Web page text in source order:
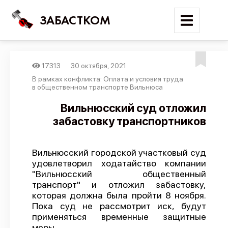
ЗАБАСТКОМ
Войти
Поиск
Новости
Трудовые конфликты
Предложить публикацию
Справочник
17313
30 октября, 2021
В рамках конфликта: Оплата и условия труда
в общественном транспорте Вильнюса
Вильнюсский суд отложил
забастовку транспортников
Вильнюсский городской участковый суд
удовлетворил ходатайство компании
"Вильнюсский общественный
транспорт" и отложил забастовку,
которая должна была пройти 8 ноября.
Пока суд не рассмотрит иск, будут
применяться временные защитные